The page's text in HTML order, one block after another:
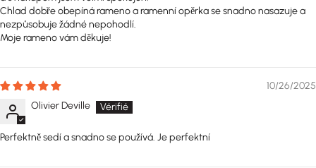
Chlad dobře obepíná rameno a ramenní opěrka se snadno nasazuje a
nezpůsobuje žádné nepohodlí.
Moje rameno vám děkuje!
10/26/2025
Olivier Deville
Perfektně sedí a snadno se používá. Je perfektní